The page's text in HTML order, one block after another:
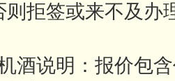
则拒签或来不及办
酒说明：报价包